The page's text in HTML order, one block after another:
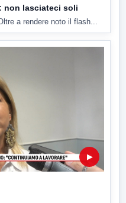
non lasciateci soli
a rendere noto il flash...
▶